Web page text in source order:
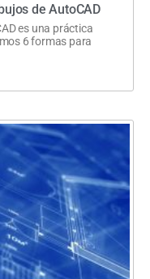
de AutoCAD
es una práctica
6 formas para